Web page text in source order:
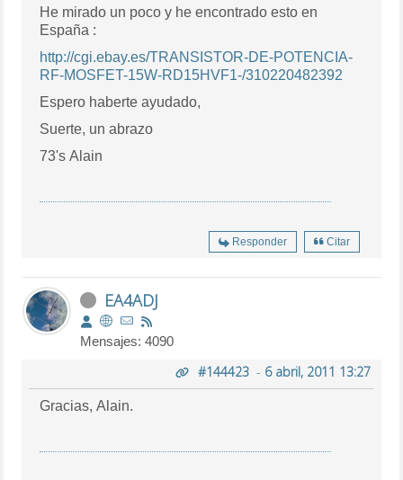
He mirado un poco y he encontrado esto en
España :
http://cgi.ebay.es/TRANSISTOR-DE-POTENCIA-
RF-MOSFET-15W-RD15HVF1-/310220482392
Espero haberte ayudado,
Suerte, un abrazo
73's Alain
Responder Citar
EA4ADJ
Mensajes: 4090
#144423- 6 abril, 2011 13:27
Gracias, Alain.